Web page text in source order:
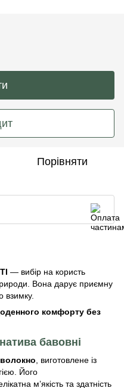
Порівняти
— вибір на користь
Вона дарує приємну
взимку.
комфорту без
бавовні
, виготовлене із
Його
м’якість та здатність